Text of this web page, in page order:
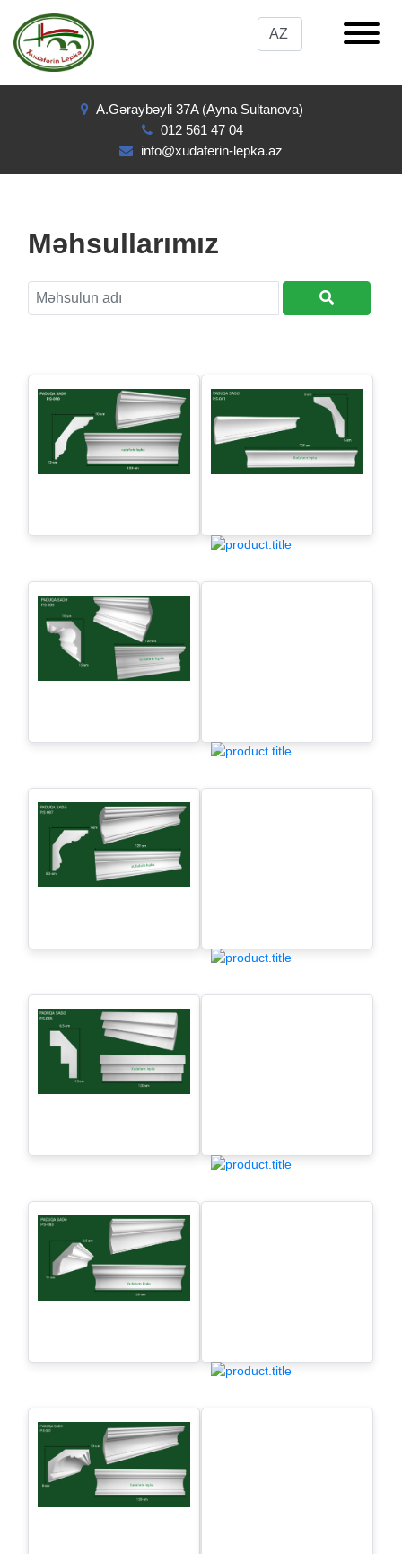
A.Gəraybəyli 37A (Ayna Sultanova)
012 561 47 04
info@xudaferin-lepka.az
Məhsullarımız
Paduqa sadə - P.S-090
Paduqa sadə -P.S-089
Paduqa sadə - P.S-087
Paduqa sadə - P.S-085
Paduqa sadə - P.S-083